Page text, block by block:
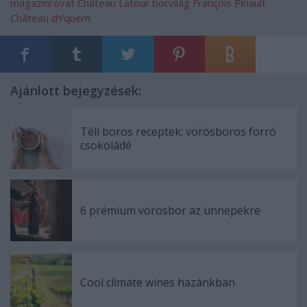
magazinrovat Château Latour borvilág François Pinault
Château dYquem
Ajánlott bejegyzések:
Téli boros receptek: vörösboros forró
csokoládé
6 prémium vörösbor az ünnepekre
Cool climate wines hazánkban